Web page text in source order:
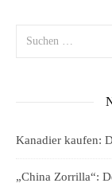
Kanadier kaufen:
„China Zorrilla“: